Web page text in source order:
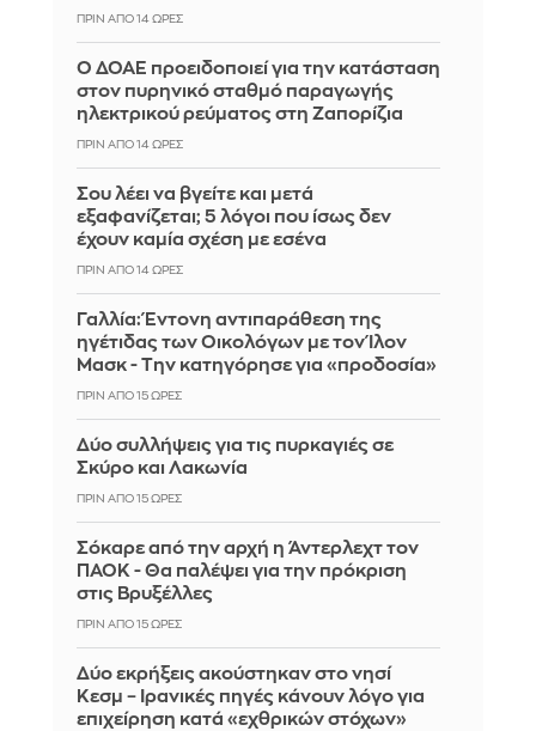
ΠΡΙΝ ΑΠΌ 14 ΏΡΕΣ
Ο ΔΟΑΕ προειδοποιεί για την κατάσταση
στον πυρηνικό σταθμό παραγωγής
ηλεκτρικού ρεύματος στη Ζαπορίζια
ΠΡΙΝ ΑΠΌ 14 ΏΡΕΣ
Σου λέει να βγείτε και μετά
εξαφανίζεται; 5 λόγοι που ίσως δεν
έχουν καμία σχέση με εσένα
ΠΡΙΝ ΑΠΌ 14 ΏΡΕΣ
Γαλλία: Έντονη αντιπαράθεση της
ηγέτιδας των Οικολόγων με τον Ίλον
Μασκ - Την κατηγόρησε για «προδοσία»
ΠΡΙΝ ΑΠΌ 15 ΏΡΕΣ
Δύο συλλήψεις για τις πυρκαγιές σε
Σκύρο και Λακωνία
ΠΡΙΝ ΑΠΌ 15 ΏΡΕΣ
Σόκαρε από την αρχή η Άντερλεχτ τον
ΠΑΟΚ - Θα παλέψει για την πρόκριση
στις Βρυξέλλες
ΠΡΙΝ ΑΠΌ 15 ΏΡΕΣ
Δύο εκρήξεις ακούστηκαν στο νησί
Κεσμ – Ιρανικές πηγές κάνουν λόγο για
επιχείρηση κατά «εχθρικών στόχων»